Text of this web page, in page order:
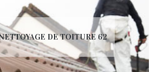
DE TOITURE 62